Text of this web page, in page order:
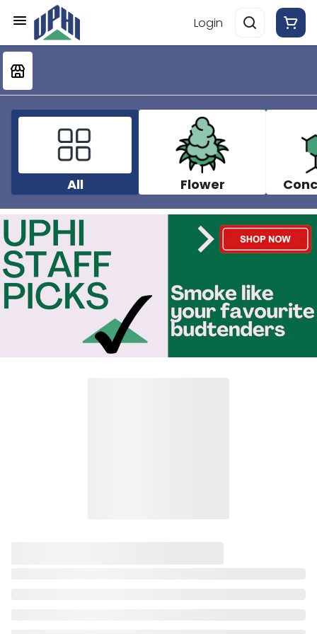
Login
All Flower